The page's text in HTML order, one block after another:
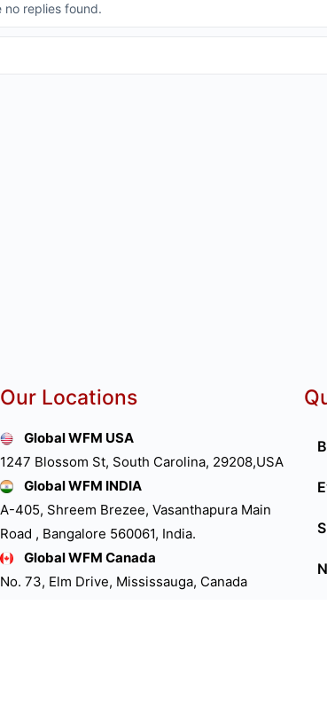
no replies found.
Our Locations
Global WFM USA
1247 Blossom St, South Carolina, 29208,USA
Global WFM INDIA
A-405, Shreem Brezee, Vasanthapura Main
Road , Bangalore 560061, India.
Global WFM Canada
No. 73, Elm Drive, Mississauga, Canada